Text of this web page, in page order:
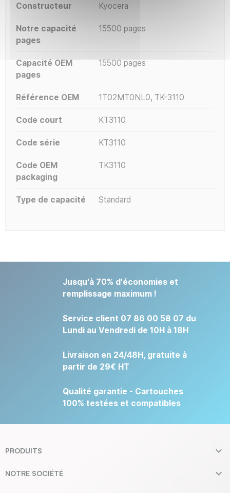
Constructeur Kyocera
Notre capacité
pages
15500 pages
Capacité OEM
pages
15500 pages
Référence OEM 1T02MT0NL0, TK-3110
Code court KT3110
Code série KT3110
Code OEM
packaging
TK3110
Type de capacité Standard
Jusqu'à 70% d'économies et
remplissage maximum !
Service client 07 86 00 58 07 du
Lundi au Vendredi de 10H à 18H
Livraison en 24/48H, gratuite à
partir de 29€ HT
Qualité garantie - Cartouches
100% testées et compatibles
PRODUITS 
NOTRE SOCIÉTÉ 